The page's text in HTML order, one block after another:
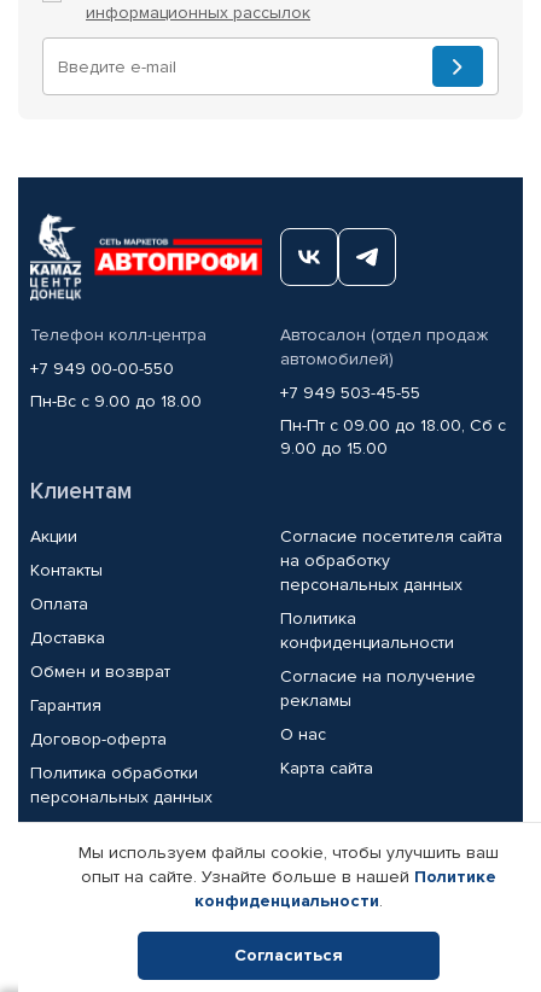
информационных рассылок
Телефон колл-центра
+7 949 00-00-550
Пн-Вс с 9.00 до 18.00
Автосалон (отдел продаж
автомобилей)
+7 949 503-45-55
Пн-Пт с 09.00 до 18.00, Сб с
9.00 до 15.00
Клиентам
Акции
Контакты
Оплата
Доставка
Обмен и возврат
Гарантия
Договор-оферта
Политика обработки
персональных данных
Согласие посетителя сайта
на обработку
персональных данных
Политика
конфиденциальности
Согласие на получение
рекламы
О нас
Карта сайта
Партнерам
Корпоративным клиентам
Поставщикам
Реквизиты компании
Мы используем файлы cookie, чтобы улучшить ваш
опыт на сайте. Узнайте больше в нашей Политике
конфиденциальности.
Согласиться